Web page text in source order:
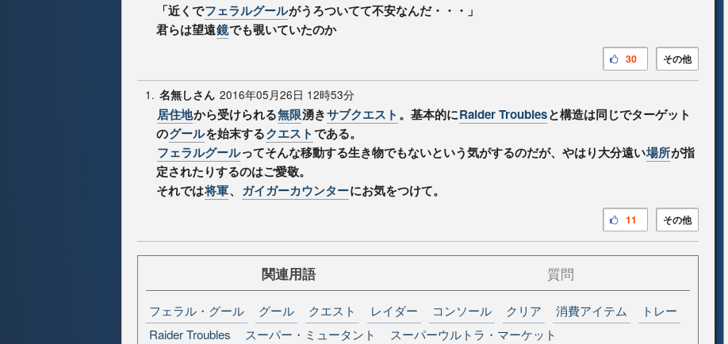
「近くでフェラルグールがうろついてて不安なんだ・・・」
君らは望遠鏡でも覗いていたのか
その他
30
1. 名無しさん 2016年05月26日 12時53分
居住地から受けられる無限湧きサブクエスト 。基本的にRaider Troublesと構造は同じでターゲット
のグールを始末するクエストである。
フェラルグールってそんな移動する生き物でもないという気がするのだが、やはり大分遠い場所が指
定されたりするのはご愛敬。
それでは将軍、 ガイガーカウンターにお気をつけて。
その他
11
関連用語 質問
フェラル・グール グール クエスト レイダー コンソール クリア 消費アイテム
トレー
Raider Troubles
スーパー・ミュータント スーパーウルトラ・マーケット